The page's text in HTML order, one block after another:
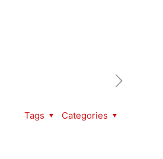
Categories
Tags